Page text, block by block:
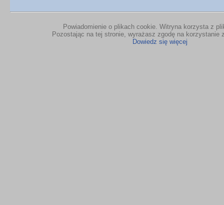
Powiadomienie o plikach cookie. Witryna korzysta z
Pozostając na tej stronie, wyrażasz zgodę na korzystanie
Dowiedz się więcej